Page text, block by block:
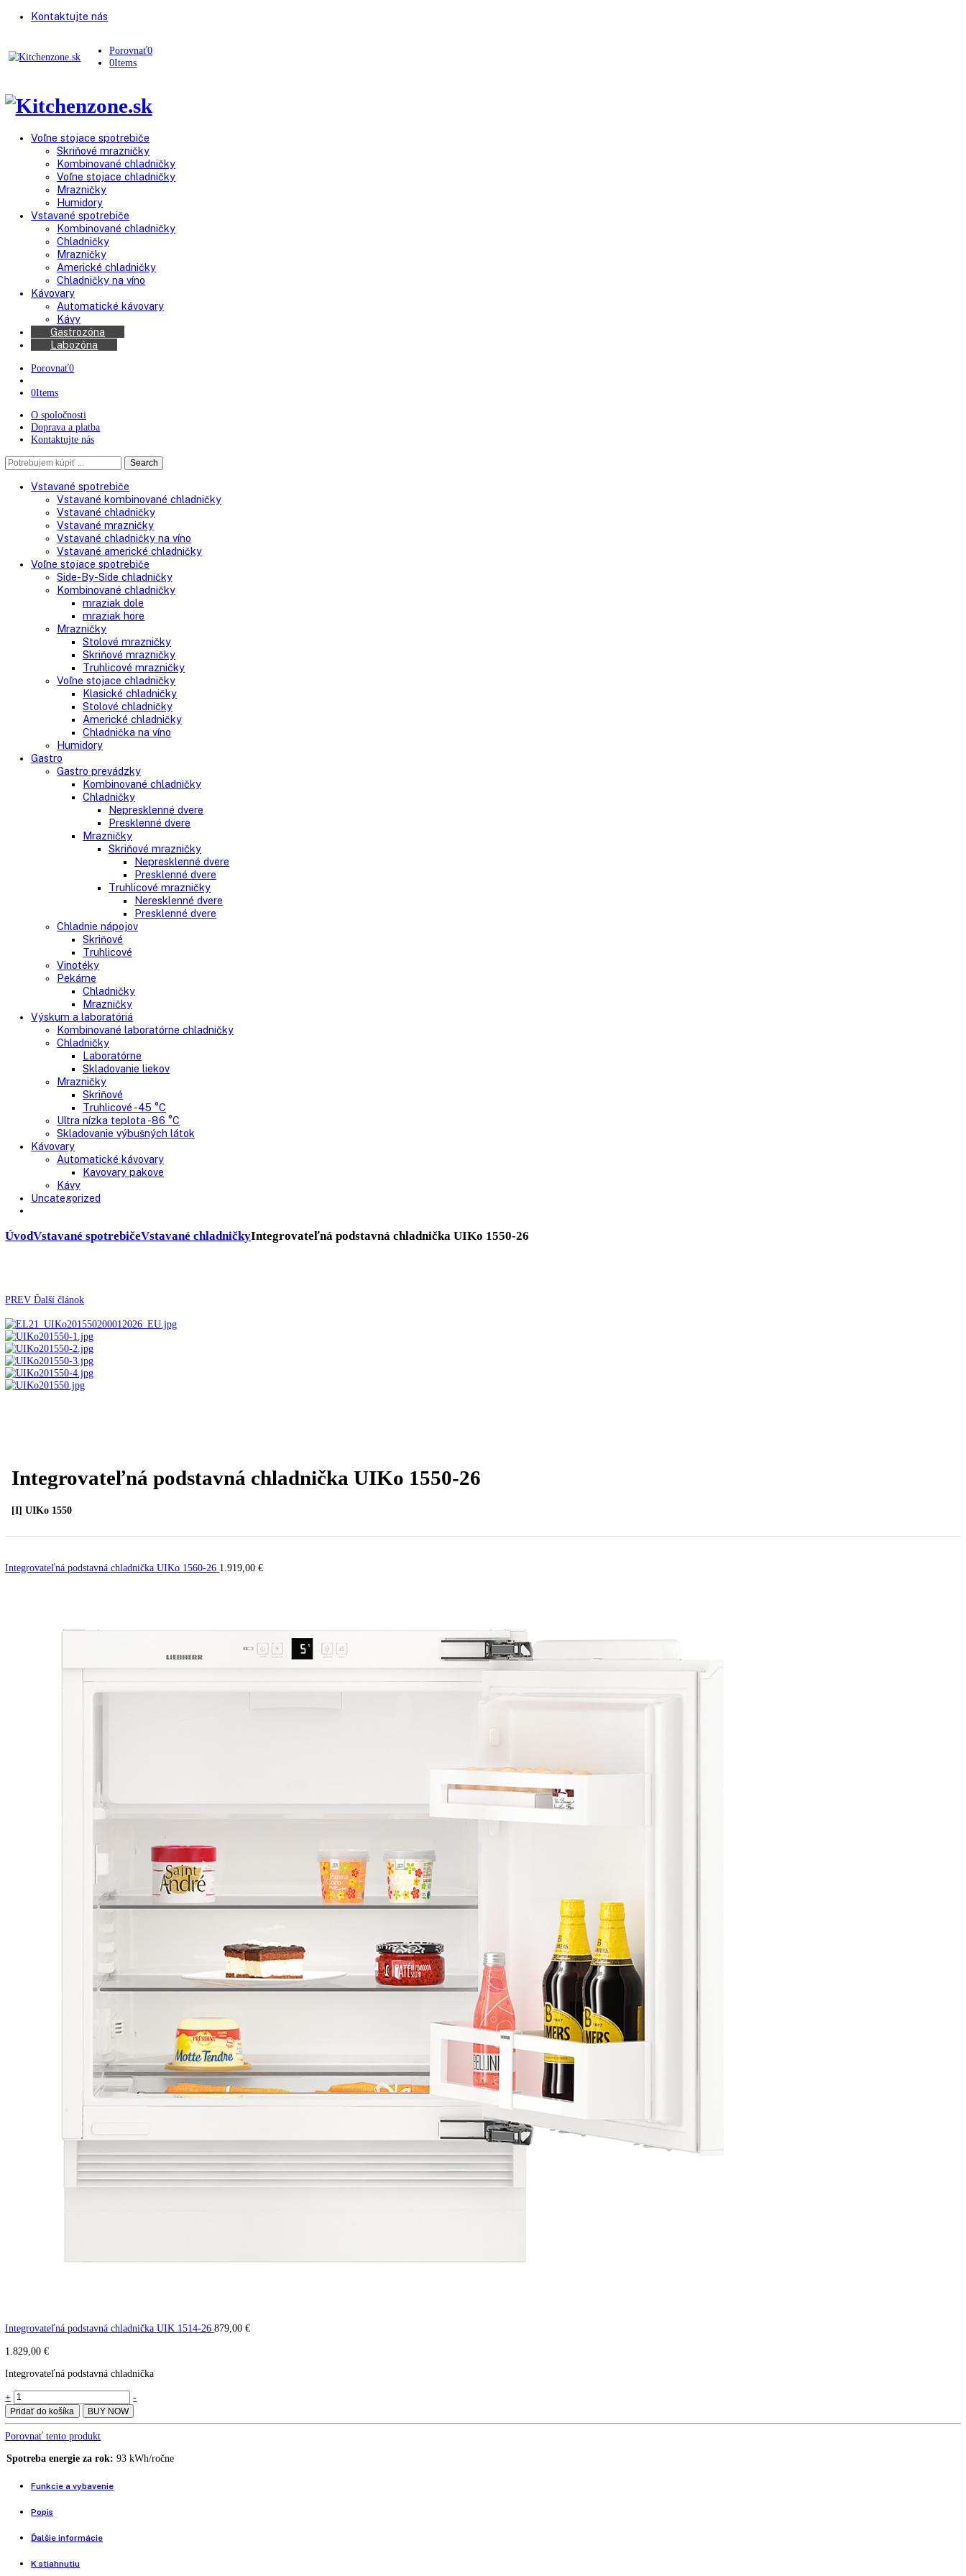
Kontaktujte nás
Porovnať
0Items
Voľne stojace spotrebiče
Skriňové mrazničky
Kombinované chladničky
Voľne stojace chladničky
Mrazničky
Humidory
Vstavané spotrebiče
Kombinované chladničky
Chladničky
Mrazničky
Americké chladničky
Chladničky na víno
Kávovary
Automatické kávovary
Kávy
Gastrozóna
Porovnať
0Items
O spoločnosti
Doprava a platba
Kontaktujte nás
Search
Vstavané spotrebiče
Vstavané kombinované chladničky
Vstavané chladničky
Vstavané mrazničky
Vstavané chladničky na víno
Vstavané americké chladničky
Voľne stojace spotrebiče
Side-By-Side chladničky
Kombinované chladničky
mraziak dole
mraziak hore
Mrazničky
Stolové mrazničky
Skriňové mrazničky
Truhlicové mrazničky
Klasické chladničky
Stolové chladničky
Americké chladničky
Chladnička na víno
Humidory
Gastro prevádzky
Kombinované chladničky
Chladničky
Nepresklenné dvere
Presklenné dvere
Mrazničky
Skriňové mrazničky
Truhlicové mrazničky
Chladnie nápojov
Skriňové
Truhlicové
Vinotéky
Pekárne
Chladničky
Mrazničky
Výskum a laboratóriá
Kombinované laboratórne chladničky
Chladničky
Laboratórne
Mrazničky
Truhlicové -45 °C
Ultra nízka teplota -86 °C
Uncategorized
ÚvodVstavané spotrebiče
Integrovateľná podstavná chladnička UIKo 1550-26